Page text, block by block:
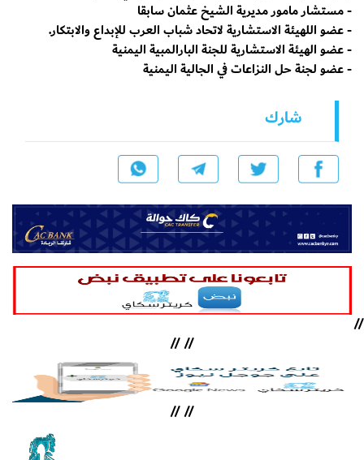
- مستشار مامور مديرية الشيخ عثمان سابقا
- ⁠عضو اللهيئة الاستشارية لاتحاد شباب العرب للإبداع والابتكار.
- ⁠عضو الهيئة الاستشارية للجنة البارالمبية اليمنية
- ⁠عضو لجنة حل النزاعات في الجالية اليمنية
شارك
//
//
//
//
//